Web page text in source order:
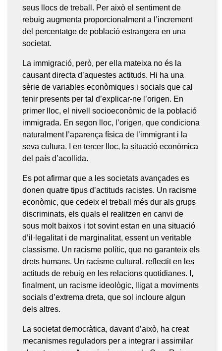
seus llocs de treball. Per això el sentiment de
rebuig augmenta proporcionalment a l’increment
del percentatge de població estrangera en una
societat.
La immigració, però, per ella mateixa no és la
causant directa d’aquestes actituds. Hi ha una
sèrie de variables econòmiques i socials que cal
tenir presents per tal d’explicar-ne l’origen. En
primer lloc, el nivell socioeconòmic de la població
immigrada. En segon lloc, l’origen, que condiciona
naturalment l’aparença física de l’immigrant i la
seva cultura. I en tercer lloc, la situació econòmica
del país d’acollida.
Es pot afirmar que a les societats avançades es
donen quatre tipus d’actituds racistes. Un racisme
econòmic, que cedeix el treball més dur als grups
discriminats, els quals el realitzen en canvi de
sous molt baixos i tot sovint estan en una situació
d’il·legalitat i de marginalitat, essent un veritable
classisme. Un racisme polític, que no garanteix els
drets humans. Un racisme cultural, reflectit en les
actituds de rebuig en les relacions quotidianes. I,
finalment, un racisme ideològic, lligat a moviments
socials d’extrema dreta, que sol incloure algun
dels altres.
La societat democràtica, davant d’això, ha creat
mecanismes reguladors per a integrar i assimilar